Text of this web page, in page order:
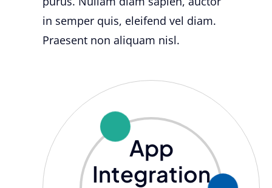
in semper quis, eleifend vel diam.
Praesent non aliquam nisl.
App
Integration